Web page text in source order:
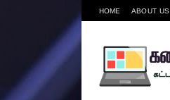
HOME ABOUT US